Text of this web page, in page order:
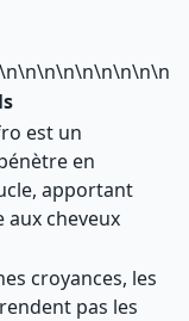
est un
en
apportant
aux cheveux
croyances, les
pas les